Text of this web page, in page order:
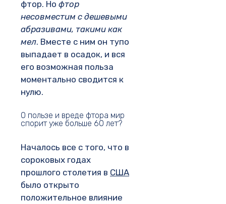
фтор. Но фтор
несовместим с дешевыми
абразивами, такими как
мел. Вместе с ним он тупо
выпадает в осадок, и вся
его возможная польза
моментально сводится к
нулю.
О пользе и вреде фтора мир
спорит уже больше 60 лет?
Началось все с того, что в
сороковых годах
прошлого столетия в США
было открыто
положительное влияние